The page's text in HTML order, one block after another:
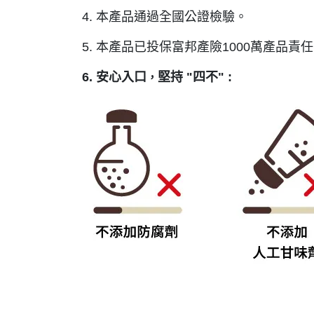
4. 本產品通過全國公證檢驗。
5. 本產品已投保富邦產險1000萬產品責
6. 安心入口 ， 堅持 "四不" :